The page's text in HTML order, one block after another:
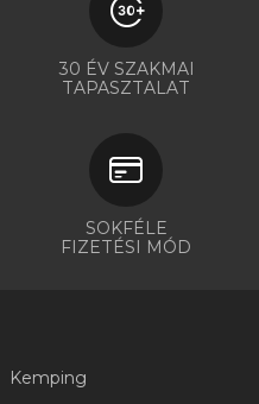
30 ÉV SZAKMAI
TAPASZTALAT
SOKFÉLE
FIZETÉSI MÓD
Kemping